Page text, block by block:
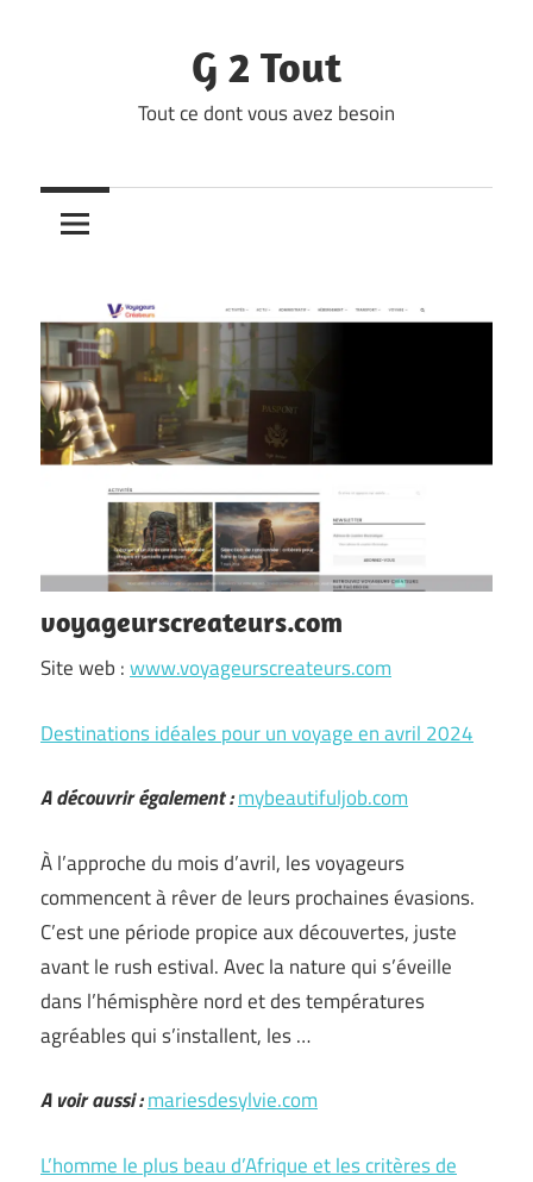
G 2 Tout
Tout ce dont vous avez besoin
voyageurscreateurs.com
Site web :www.voyageurscreateurs.com
Destinations idéales pour un voyage en avril 2024
A découvrir également :mybeautifuljob.com
À l’approche du mois d’avril, les voyageurs
commencent à rêver de leurs prochaines évasions.
C’est une période propice aux découvertes, juste
avant le rush estival. Avec la nature qui s’éveille
dans l’hémisphère nord et des températures
agréables qui s’installent, les …
A voir aussi :mariesdesylvie.com
L’homme le plus beau d’Afrique et les critères de